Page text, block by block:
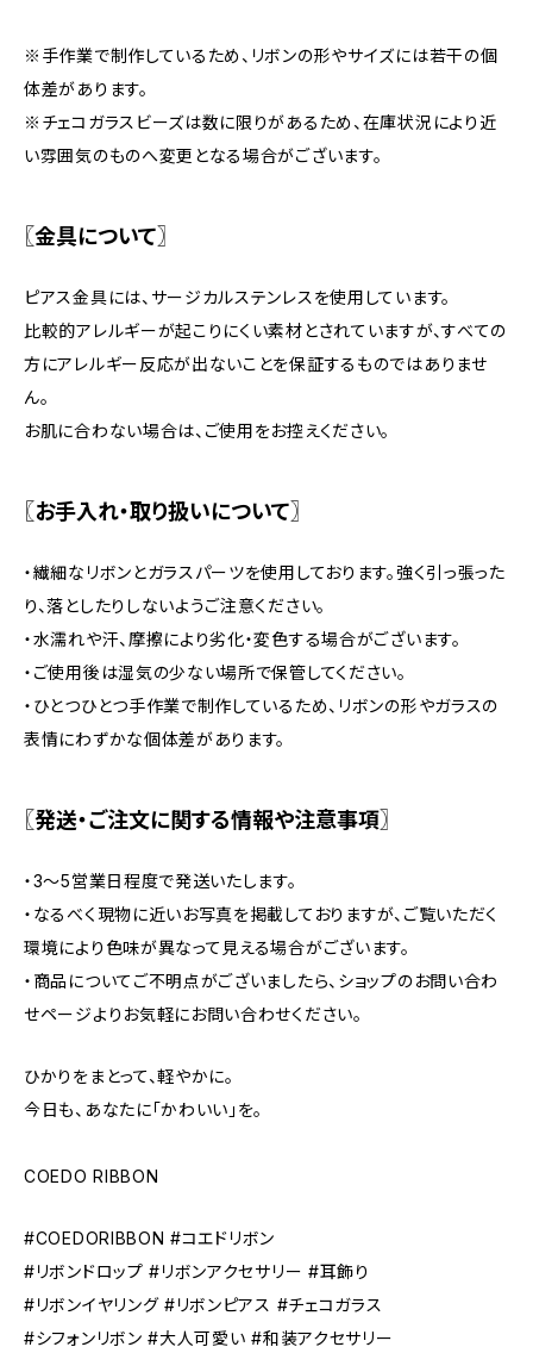
※手作業で制作しているため、リボンの形やサイズには若干の個
体差があります。
※チェコガラスビーズは数に限りがあるため、在庫状況により近
い雰囲気のものへ変更となる場合がございます。
〖金具について〗
ピアス金具には、サージカルステンレスを使用しています。
比較的アレルギーが起こりにくい素材とされていますが、すべての
方にアレルギー反応が出ないことを保証するものではありませ
ん。
お肌に合わない場合は、ご使用をお控えください。
〖お手入れ・取り扱いについて〗
・繊細なリボンとガラスパーツを使用しております。強く引っ張った
り、落としたりしないようご注意ください。
・水濡れや汗、摩擦により劣化・変色する場合がございます。
・ご使用後は湿気の少ない場所で保管してください。
・ひとつひとつ手作業で制作しているため、リボンの形やガラスの
表情にわずかな個体差があります。
〖発送・ご注文に関する情報や注意事項〗
・3〜5営業日程度で発送いたします。
・なるべく現物に近いお写真を掲載しておりますが、ご覧いただく
環境により色味が異なって見える場合がございます。
・商品についてご不明点がございましたら、ショップのお問い合わ
せページよりお気軽にお問い合わせください。
ひかりをまとって、軽やかに。
今日も、あなたに「かわいい」を。
COEDO RIBBON
#COEDORIBBON #コエドリボン
#リボンドロップ #リボンアクセサリー #耳飾り
#リボンイヤリング #リボンピアス #チェコガラス
#シフォンリボン #大人可愛い #和装アクセサリー